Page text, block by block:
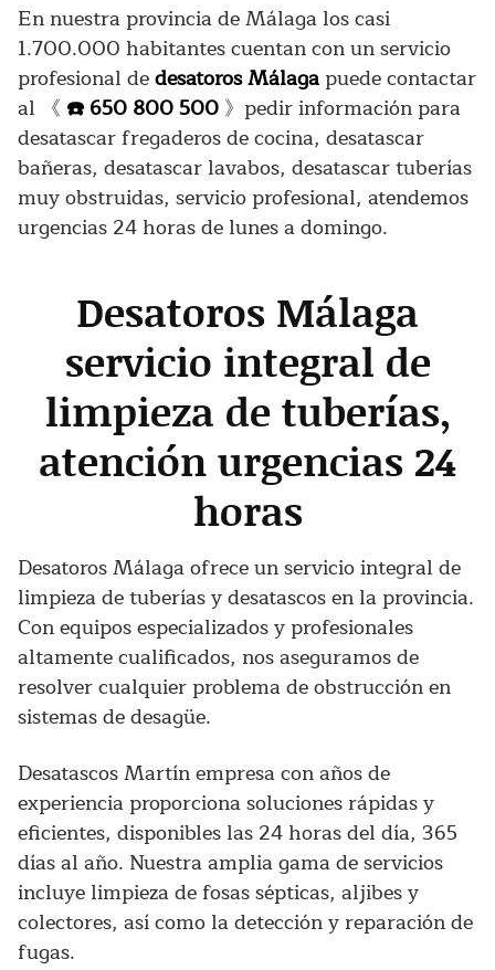
En nuestra provincia de Málaga los casi
1.700.000 habitantes cuentan con un servicio
profesional dedesatoros Málaga puede contactar
al 《 ☎️ 650 800 500 》pedir información para
desatascar fregaderos de cocina, desatascar
bañeras, desatascar lavabos, desatascar tuberías
muy obstruidas, servicio profesional, atendemos
urgencias 24 horas de lunes a domingo.
Desatoros Málaga
servicio integral de
limpieza de tuberías,
atención urgencias 24
horas
Desatoros Málaga ofrece un servicio integral de
limpieza de tuberías y desatascos en la provincia.
Con equipos especializados y profesionales
altamente cualificados, nos aseguramos de
resolver cualquier problema de obstrucción en
sistemas de desagüe.
Desatascos Martín empresa con años de
experiencia proporciona soluciones rápidas y
eficientes, disponibles las 24 horas del día, 365
días al año. Nuestra amplia gama de servicios
incluye limpieza de fosas sépticas, aljibes y
colectores, así como la detección y reparación de
fugas.